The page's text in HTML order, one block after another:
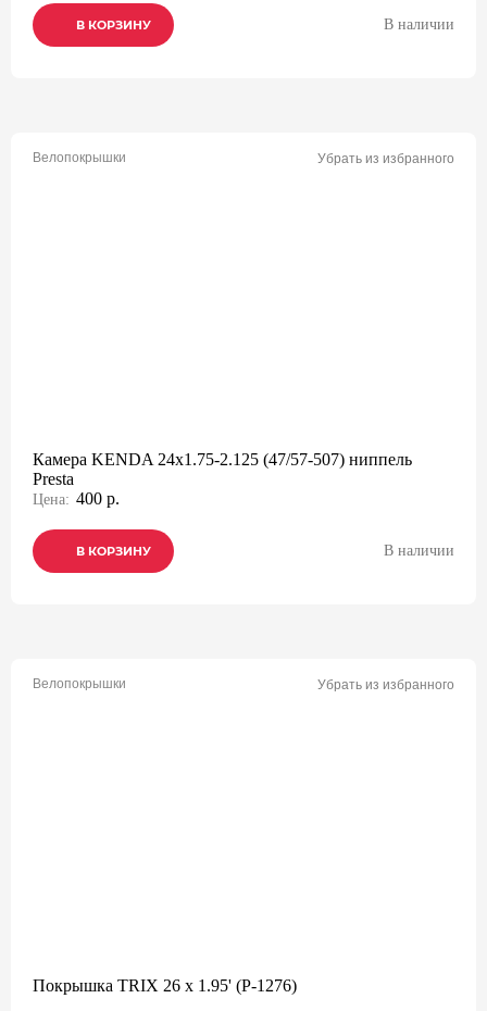
В КОРЗИНУ
В КОРЗИНУ
В КОРЗИНУ В наличии
Велопокрышки Убрать из избранного
Камера KENDA 24x1.75-2.125 (47/57-507) ниппель
Presta
Цена: 400 р.
В КОРЗИНУ
В КОРЗИНУ
В КОРЗИНУ В наличии
Велопокрышки Убрать из избранного
Покрышка TRIX 26 x 1.95' (P-1276)